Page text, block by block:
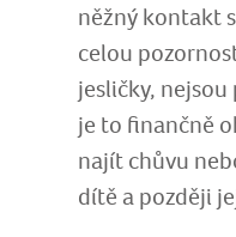
něžný kontakt
celou
jesličky,
je to finančně
najít chůvu
dítě a později